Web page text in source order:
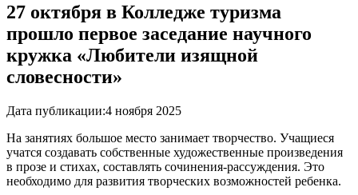
27 октября в Колледже туризма
прошло первое заседание научного
кружка «Любители изящной
словесности»
Дата публикации:4 ноября 2025
На занятиях большое место занимает творчество. Учащиеся
учатся создавать собст­венные художественные произведения
в прозе и сти­хах, составлять сочинения-рассуждения. Это
необхо­димо для развития творческих возможностей ребенка.